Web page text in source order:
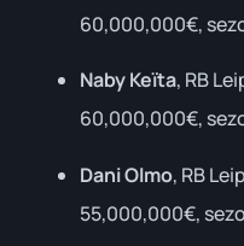
60,000,000€,
Naby Keïta, RB
60,000,000€,
Dani Olmo, RB
55,000,000€,